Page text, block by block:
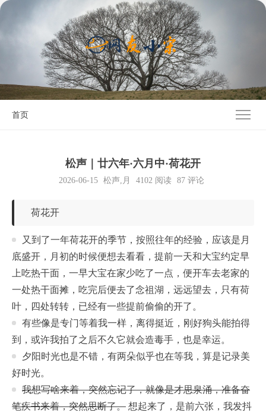
首页
松声｜廿六年·六月中·荷花开
2026-06-15 松声, 月 4102 阅读 87 评论
荷花开
又到了一年荷花开的季节，按照往年的经验，应该是月
底盛开，月初的时候便想去看看，提前一天和大宝约定早
上吃热干面，一早大宝在家少吃了一点，便开车去老家的
一处热干面摊，吃完后便去了念祖湖，远远望去，只有荷
叶，四处转转，已经有一些提前偷偷的开了。
有些像是专门等着我一样，离得挺近，刚好狗头能拍得
到，或许我拍了之后不久它就会造毒手，也是幸运。
夕阳时光也是不错，有两朵似乎也在等我，算是记录美
好时光。
我想写啥来着，突然忘记了，就像是才思泉涌，准备奋
笔疾书来着，突然思断了。 想起来了，是前六张，我发抖